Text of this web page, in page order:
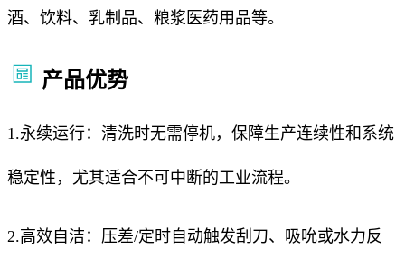
酒、饮料、乳制品、粮浆医药用品等。
产品优势
1.永续运行：清洗时无需停机，保障生产连续性和系统
稳定性，尤其适合不可中断的工业流程。
2.高效自洁：压差/定时自动触发刮刀、吸吮或水力反